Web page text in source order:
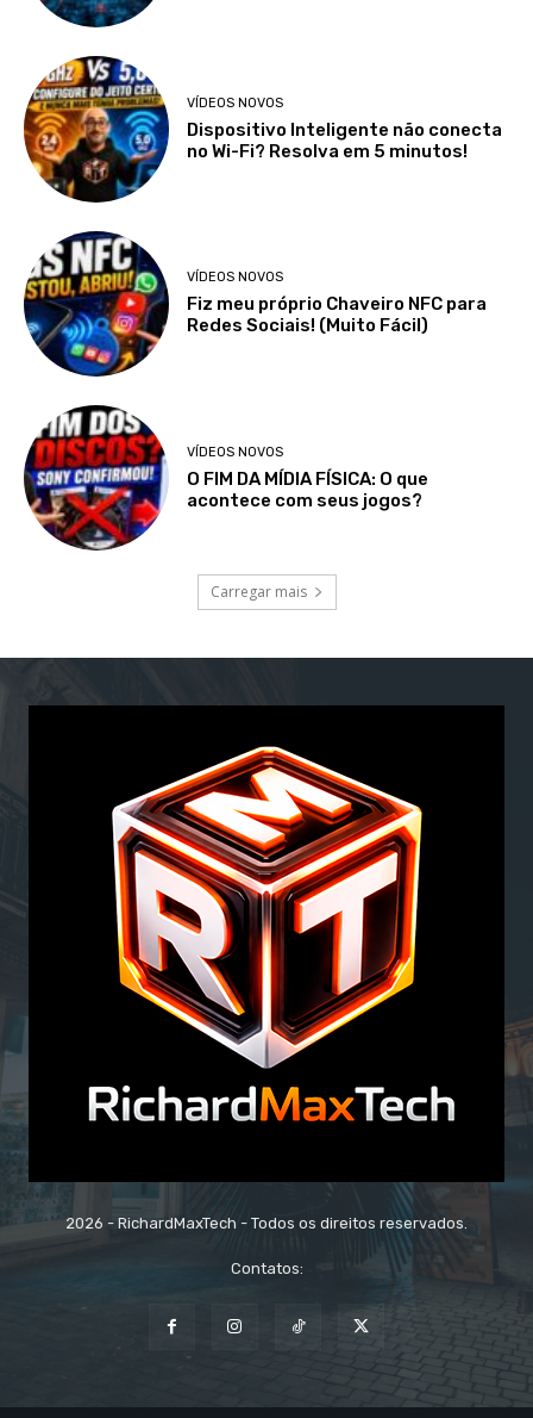
VÍDEOS NOVOS
Dispositivo Inteligente não conecta
no Wi-Fi? Resolva em 5 minutos!
VÍDEOS NOVOS
Fiz meu próprio Chaveiro NFC para
Redes Sociais! (Muito Fácil)
VÍDEOS NOVOS
O FIM DA MÍDIA FÍSICA: O que
acontece com seus jogos?
Carregar mais
2026 - RichardMaxTech - Todos os direitos reservados.
Contatos: